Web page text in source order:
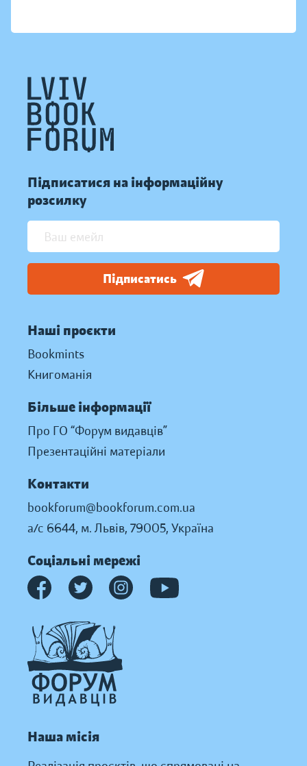
Підписатися на інформаційну
розсилку
Підписатись
Наші проєкти
Bookmints
Книгоманія
Більше інформації
Про ГО “Форум видавців”
Презентаційні матеріали
Контакти
bookforum@bookforum.com.ua
а/с 6644, м. Львів, 79005, Україна
Соціальні мережі
Наша місія